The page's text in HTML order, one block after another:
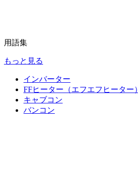
用語集
もっと見る
インバーター
FFヒーター（エフエフヒーター）
キャブコン
バンコン